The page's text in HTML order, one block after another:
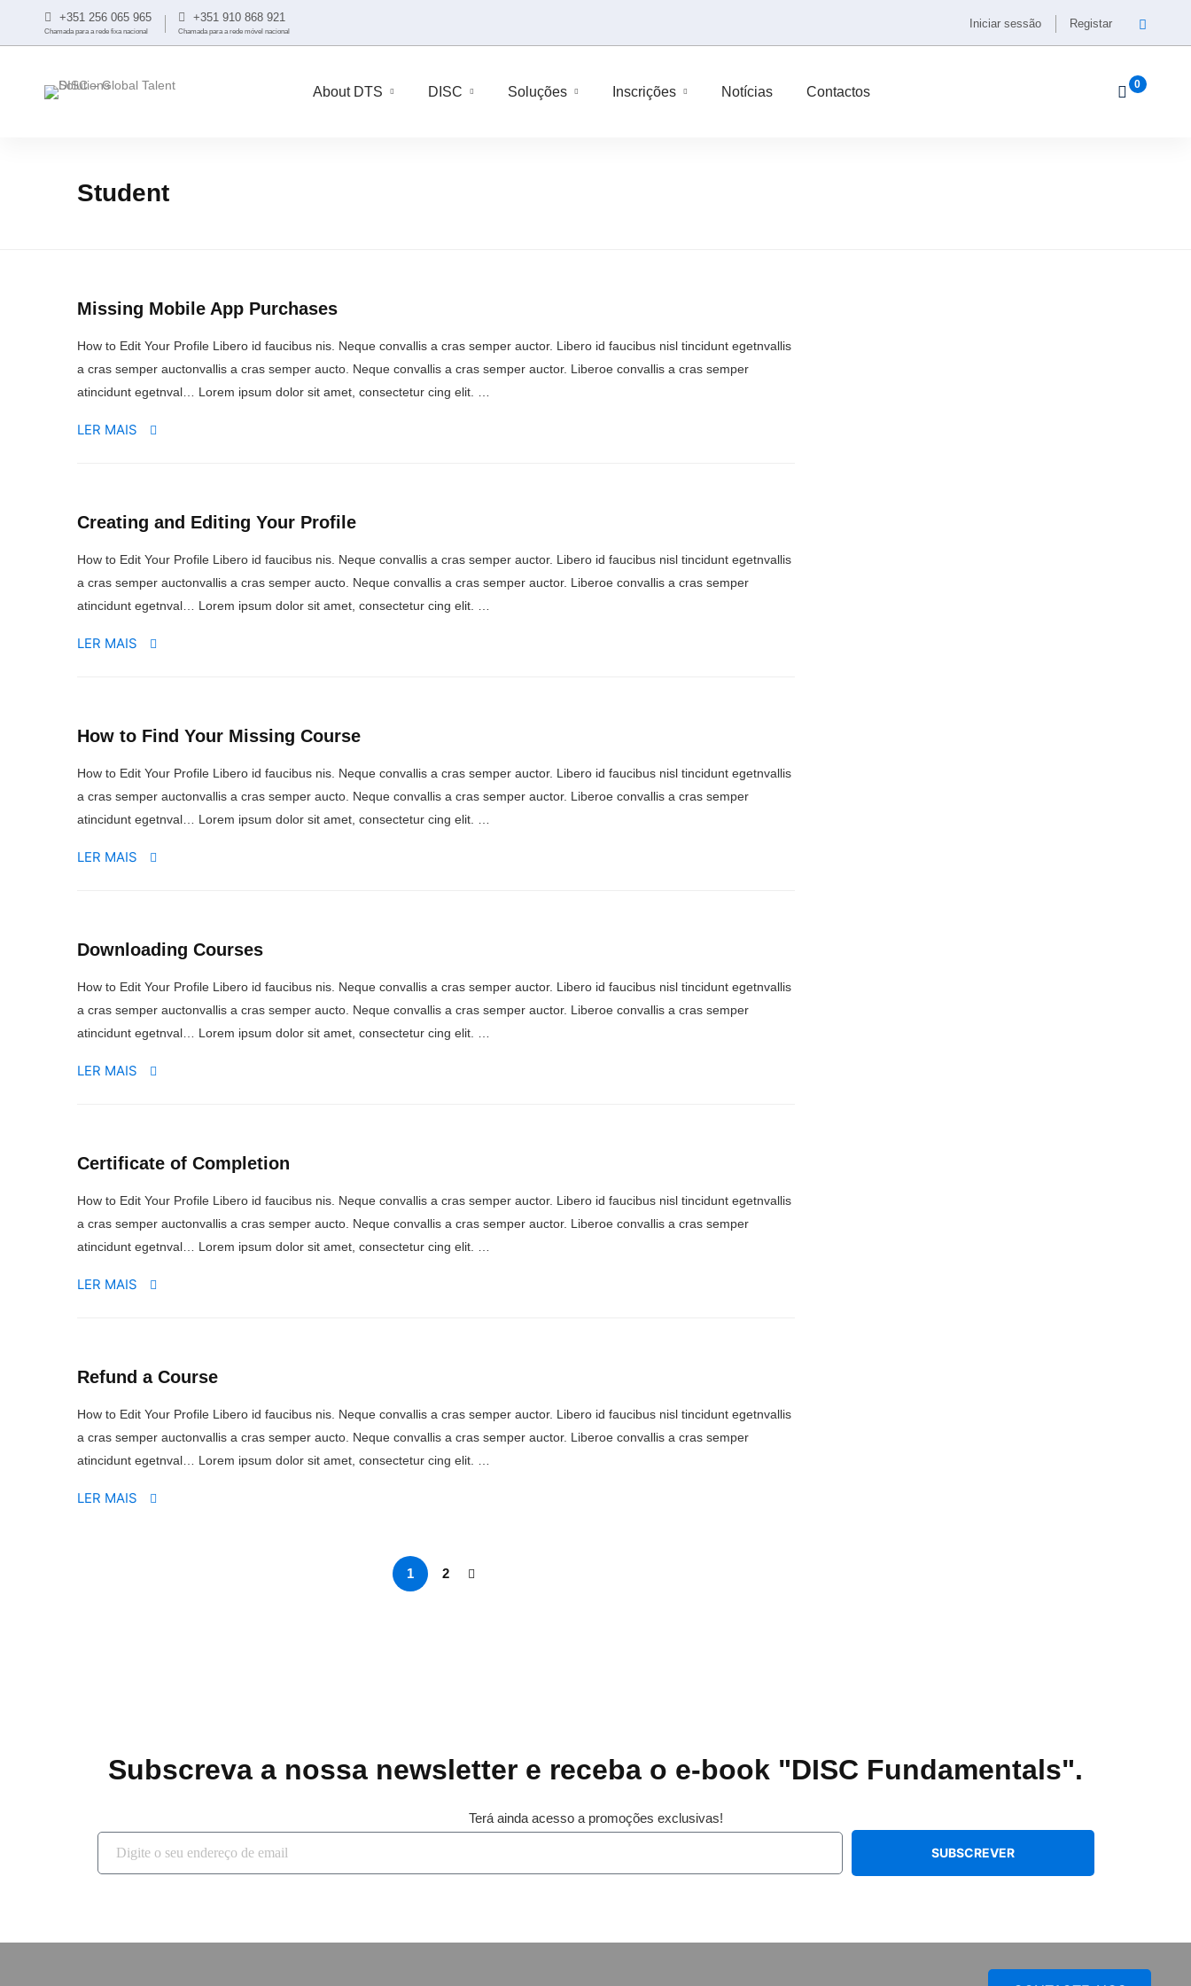
+351 256 065 965
Chamada para a rede fixa nacional
+351 910 868 921
Chamada para a rede móvel nacional
Iniciar sessão Registar
About DTS DISC Soluções Inscrições Notícias Contactos
Student
Missing Mobile App Purchases
How to Edit Your Profile Libero id faucibus nis. Neque convallis a cras semper auctor. Libero id faucibus nisl tincidunt egetnvallis
a cras semper auctonvallis a cras semper aucto. Neque convallis a cras semper auctor. Liberoe convallis a cras semper
atincidunt egetnval… Lorem ipsum dolor sit amet, consectetur cing elit. …
LER MAIS
Creating and Editing Your Profile
How to Edit Your Profile Libero id faucibus nis. Neque convallis a cras semper auctor. Libero id faucibus nisl tincidunt egetnvallis
a cras semper auctonvallis a cras semper aucto. Neque convallis a cras semper auctor. Liberoe convallis a cras semper
atincidunt egetnval… Lorem ipsum dolor sit amet, consectetur cing elit. …
LER MAIS
How to Find Your Missing Course
How to Edit Your Profile Libero id faucibus nis. Neque convallis a cras semper auctor. Libero id faucibus nisl tincidunt egetnvallis
a cras semper auctonvallis a cras semper aucto. Neque convallis a cras semper auctor. Liberoe convallis a cras semper
atincidunt egetnval… Lorem ipsum dolor sit amet, consectetur cing elit. …
LER MAIS
Downloading Courses
How to Edit Your Profile Libero id faucibus nis. Neque convallis a cras semper auctor. Libero id faucibus nisl tincidunt egetnvallis
a cras semper auctonvallis a cras semper aucto. Neque convallis a cras semper auctor. Liberoe convallis a cras semper
atincidunt egetnval… Lorem ipsum dolor sit amet, consectetur cing elit. …
LER MAIS
Certificate of Completion
How to Edit Your Profile Libero id faucibus nis. Neque convallis a cras semper auctor. Libero id faucibus nisl tincidunt egetnvallis
a cras semper auctonvallis a cras semper aucto. Neque convallis a cras semper auctor. Liberoe convallis a cras semper
atincidunt egetnval… Lorem ipsum dolor sit amet, consectetur cing elit. …
LER MAIS
Refund a Course
How to Edit Your Profile Libero id faucibus nis. Neque convallis a cras semper auctor. Libero id faucibus nisl tincidunt egetnvallis
a cras semper auctonvallis a cras semper aucto. Neque convallis a cras semper auctor. Liberoe convallis a cras semper
atincidunt egetnval… Lorem ipsum dolor sit amet, consectetur cing elit. …
LER MAIS
1 2
Subscreva a nossa newsletter e receba o e-book "DISC Fundamentals".
Terá ainda acesso a promoções exclusivas!
SUBSCREVER